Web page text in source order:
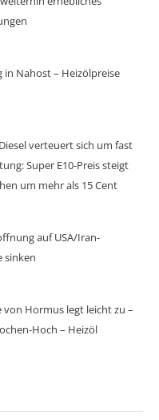
Nahost – Heizölpreise
verteuert sich um fast
Super E10-Preis steigt
um mehr als 15 Cent
auf USA/Iran-
sinken
Hormus legt leicht zu –
Hoch – Heizöl